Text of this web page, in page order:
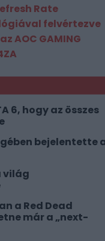
Rate
felvértezve
AOC GAMING
6, hogy az összes
bejelentette
világ
a Red Dead
már a „next-